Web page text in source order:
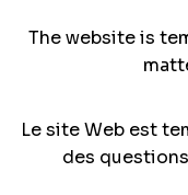
The website is
Le site Web est
des